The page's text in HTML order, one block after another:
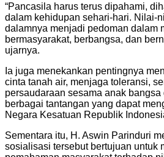
“Pancasila harus terus dipahami,
dalam kehidupan sehari-hari. Nilai-
dalamnya menjadi pedoman dalam
bermasyarakat, berbangsa, dan
ujarnya.
Ia juga menekankan pentingnya
cinta tanah air, menjaga toleransi,
persaudaraan sesama anak
berbagai tantangan yang dapat
Negara Kesatuan Republik
Sementara itu, H. Aswin Parinduri
sosialisasi tersebut bertujuan untuk